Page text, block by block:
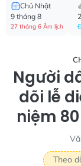
Chủ Nhật
9 tháng 8
27 tháng 6 Âm lịch
Người
dõi lễ
niệm
Theo